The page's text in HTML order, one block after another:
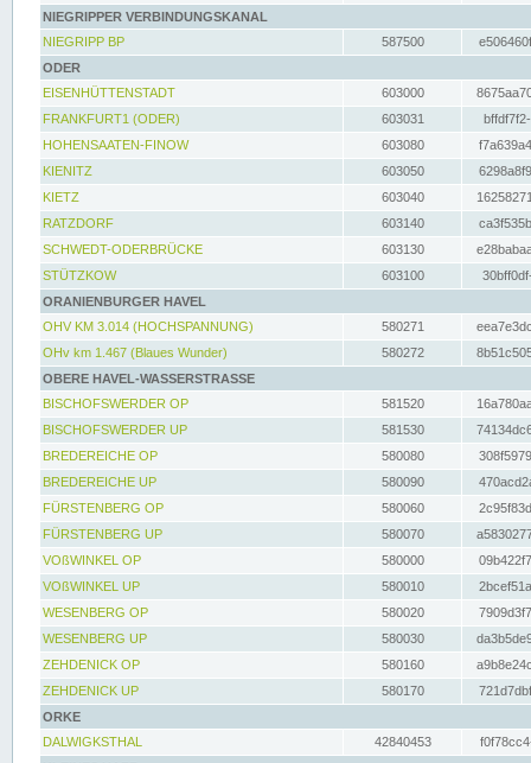
NIEGRIPPER VERBINDUNGSKANAL
NIEGRIPP BP
587500
ODER
EISENHÜTTENSTADT
603000
FRANKFURT1 (ODER)
603031
HOHENSAATEN-FINOW
603080
KIENITZ
603050
KIETZ
603040
RATZDORF
603140
SCHWEDT-ODERBRÜCKE
603130
STÜTZKOW
603100
ORANIENBURGER HAVEL
OHV KM 3.014 (HOCHSPANNUNG)
580271
OHv km 1.467 (Blaues Wunder)
580272
OBERE HAVEL-WASSERSTRASSE
BISCHOFSWERDER OP
581520
BISCHOFSWERDER UP
581530
BREDEREICHE OP
580080
BREDEREICHE UP
580090
FÜRSTENBERG OP
580060
FÜRSTENBERG UP
580070
VOßWINKEL OP
580000
VOßWINKEL UP
580010
WESENBERG OP
580020
WESENBERG UP
580030
ZEHDENICK OP
580160
ZEHDENICK UP
580170
ORKE
DALWIGKSTHAL
42840453